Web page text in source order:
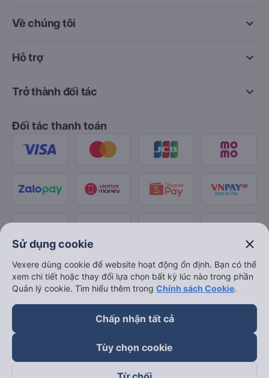
keyboard_arrow_down
Về chúng tôi
keyboard_arrow_down
Hỗ trợ
keyboard_arrow_down
Trở thành đối tác
Đối tác thanh toán
Sử dụng cookie close
Vexere dùng cookie để website hoạt động ổn định. Bạn có thể
xem chi tiết hoặc thay đổi lựa chọn bất kỳ lúc nào trong phần
Quản lý cookie. Tìm hiểu thêm trong Chính sách Cookie.
Chấp nhận tất cả
Tùy chọn cookie